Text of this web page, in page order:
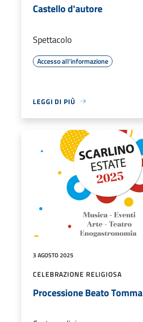
Castello d'autore
Spettacolo
Accesso all'informazione
LEGGI DI PIÙ
3 AGOSTO 2025
CELEBRAZIONE RELIGIOSA
Processione Beato Tomma